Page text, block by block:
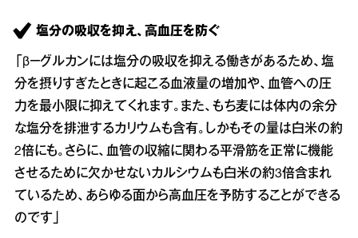
塩分の吸収を抑え、高血圧を防ぐ
「β－グルカンには塩分の吸収を抑える働きがあるため、塩
分を摂りすぎたときに起こる血液量の増加や、血管への圧
力を最小限に抑えてくれます。また、もち麦には体内の余分
な塩分を排泄するカリウムも含有。しかもその量は白米の約
2倍にも。さらに、血管の収縮に関わる平滑筋を正常に機能
させるために欠かせないカルシウムも白米の約3倍含まれ
ているため、あらゆる面から高血圧を予防することができる
のです」